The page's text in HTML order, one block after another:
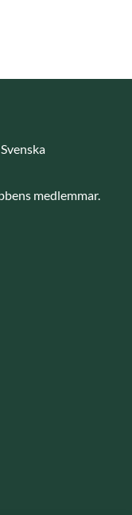
medlemmar.